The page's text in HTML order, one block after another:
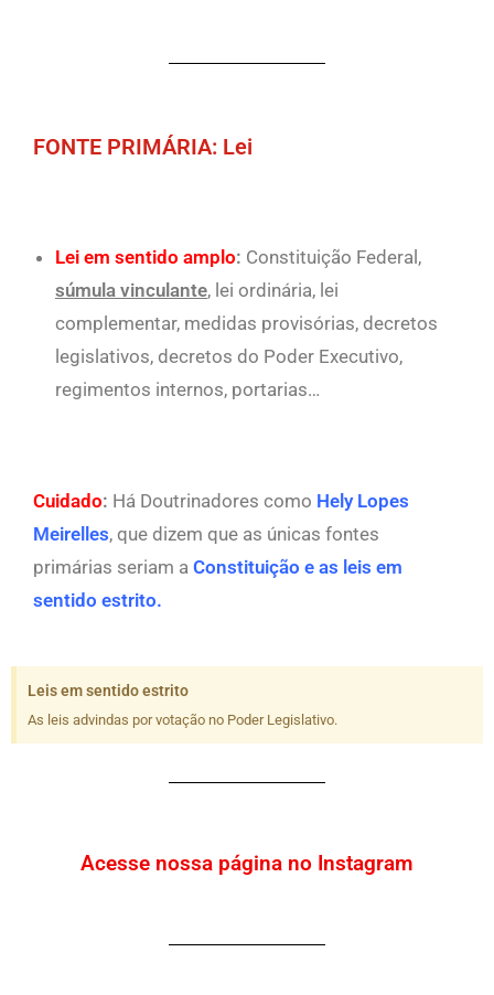
FONTE PRIMÁRIA: Lei
Lei em sentido amplo: Constituição Federal,
súmula vinculante, lei ordinária, lei
complementar, medidas provisórias, decretos
legislativos, decretos do Poder Executivo,
regimentos internos, portarias…
Cuidado: Há Doutrinadores como Hely Lopes
Meirelles, que dizem que as únicas fontes
primárias seriam a Constituição e as leis em
sentido estrito.
Leis em sentido estrito
As leis advindas por votação no Poder Legislativo.
Acesse nossa página no Instagram